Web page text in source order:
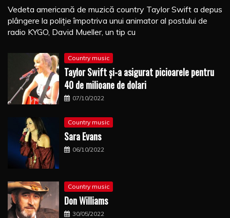
Vedeta americană de muzică country Taylor Swift a depus
plângere la poliţie împotriva unui animator al postului de
radio KYGO, David Mueller, un tip cu
Country music
Taylor Swift şi-a asigurat picioarele pentru
40 de milioane de dolari
07/10/2022
Country music
Sara Evans
06/10/2022
Country music
Don Williams
30/05/2022